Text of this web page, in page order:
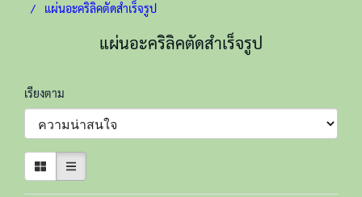
แผ่นอะคริลิคตัดสำเร็จรูป
แผ่นอะคริลิคตัดสำเร็จรูป
เรียงตาม